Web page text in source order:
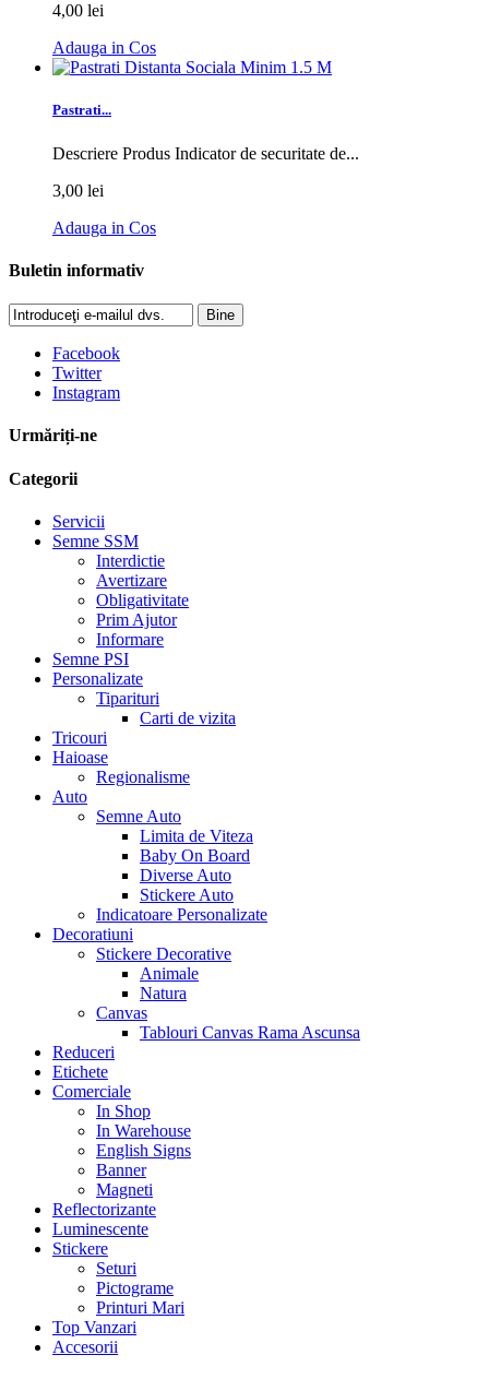
4,00 lei
Adauga in Cos
Pastrati...
Descriere Produs Indicator de securitate de...
3,00 lei
Adauga in Cos
Buletin informativ
Bine
Facebook
Twitter
Instagram
Urmăriți-ne
Categorii
Servicii
Semne SSM
Interdictie
Avertizare
Obligativitate
Prim Ajutor
Informare
Semne PSI
Personalizate
Tiparituri
Carti de vizita
Tricouri
Haioase
Regionalisme
Auto
Semne Auto
Limita de Viteza
Baby On Board
Diverse Auto
Stickere Auto
Indicatoare Personalizate
Decoratiuni
Stickere Decorative
Animale
Natura
Canvas
Tablouri Canvas Rama Ascunsa
Reduceri
Etichete
Comerciale
In Shop
In Warehouse
English Signs
Banner
Magneti
Reflectorizante
Luminescente
Stickere
Seturi
Pictograme
Printuri Mari
Top Vanzari
Accesorii